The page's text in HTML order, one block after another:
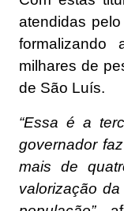
atendidas
milhares de
de São Luís.
“Essa é a
governador
mais de
valorização